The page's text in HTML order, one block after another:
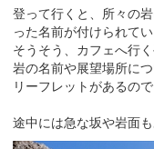
登って行くと、所々の
った名前が付けられてい
そうそう、カフェへ行
岩の名前や展望場所に
リーフレットがあるの
途中には急な坂や岩面